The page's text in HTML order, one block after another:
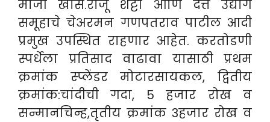
माजी खास.राजू शेट्टी आणि दत्त उद्योग
समूहाचे चेअरमन गणपतराव पाटील आदी
प्रमुख उपस्थित राहणार आहेत. करतोडणी
स्पर्धेला प्रतिसाद वाढावा यासाठी प्रथम
क्रमांक स्प्लेंडर मोटारसायकल, द्वितीय
क्रमांक:चांदीची गदा, 5 हजार रोख व
सन्मानचिन्ह,तृतीय क्रमांक 3हजार रोख व